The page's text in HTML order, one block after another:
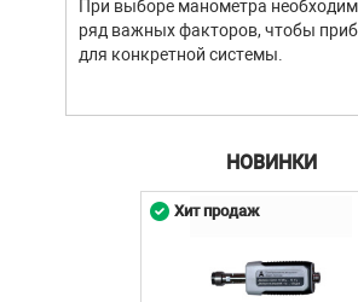
При выборе манометра
ряд важных факторов, чтобы
для конкретной системы.
НОВИНКИ
Хит продаж